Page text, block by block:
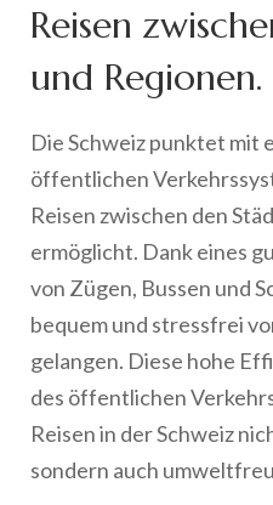
Reisen
und Regionen.
Die Schweiz punktet mit
öffentlichen
Reisen zwischen den
ermöglicht. Dank eines
von Zügen, Bussen und
bequem und stressfrei
gelangen. Diese hohe
des öffentlichen
Reisen in der Schweiz
sondern auch